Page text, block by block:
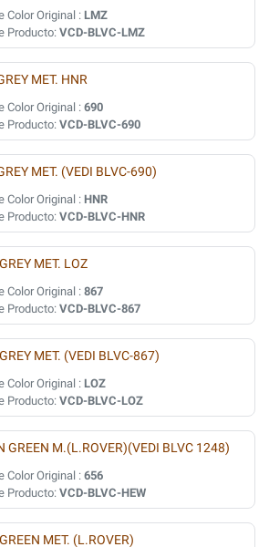
Color Original : LMZ
Producto: VCD-BLVC-LMZ
MET. HNR
Color Original : 690
Producto: VCD-BLVC-690
MET. (VEDI BLVC-690)
Color Original : HNR
Producto: VCD-BLVC-HNR
MET. LOZ
Color Original : 867
Producto: VCD-BLVC-867
MET. (VEDI BLVC-867)
Color Original : LOZ
Producto: VCD-BLVC-LOZ
GREEN M.(L.ROVER)(VEDI BLVC 1248)
Color Original : 656
Producto: VCD-BLVC-HEW
MET. (L.ROVER)